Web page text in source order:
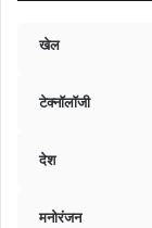
खेल
टेक्नॉलॉजी
देश
मनोरंजन